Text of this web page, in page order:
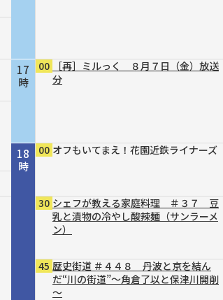
17
時
18
時
00
［再］ミルっく ８月７日（金）放送
分
00 オフもいてまえ！花園近鉄ライナーズ
30 シェフが教える家庭料理 ＃３７ 豆
乳と漬物の冷やし酸辣麺（サンラーメ
ン）
45 歴史街道 ＃４４８ 丹波と京を結ん
だ“川の街道”～角倉了以と保津川開削
～